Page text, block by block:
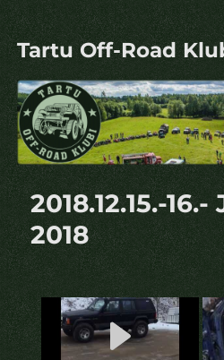
Tartu Off-Road
2018.12.15.-
2018